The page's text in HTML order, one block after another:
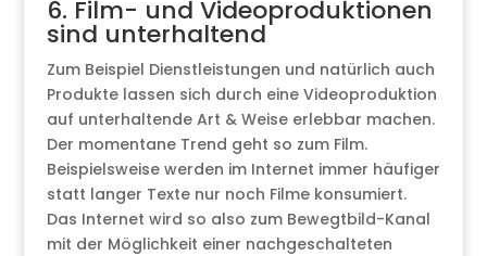
6. Film- und Videoproduktionen
sind unterhaltend
Zum Beispiel Dienstleistungen und natürlich auch
Produkte lassen sich durch eine Videoproduktion
auf unterhaltende Art & Weise erlebbar machen.
Der momentane Trend geht so zum Film.
Beispielsweise werden im Internet immer häufiger
statt langer Texte nur noch Filme konsumiert.
Das Internet wird so also zum Bewegtbild-Kanal
mit der Möglichkeit einer nachgeschalteten